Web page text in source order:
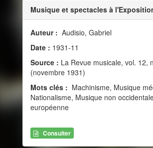
Musique et spectacles à
Auteur : Audisio, Gabriel
Date : 1931-11
Source : La Revue musicale, vol. 12,
(novembre 1931)
Mots clés : Machinisme, Musique
Nationalisme, Musique non
européenne
Consulter